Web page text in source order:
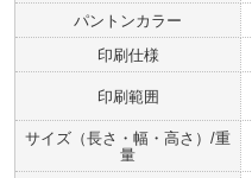
パントンカラー
印刷仕様
印刷範囲
サイズ（長さ・幅・高さ）/重
量